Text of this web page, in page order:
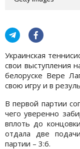
Украинская
свои выступления
белоруске Вере
свою игру и в
В первой партии
чего уверенно
вплоть до
отдала две
партии – 3:6.